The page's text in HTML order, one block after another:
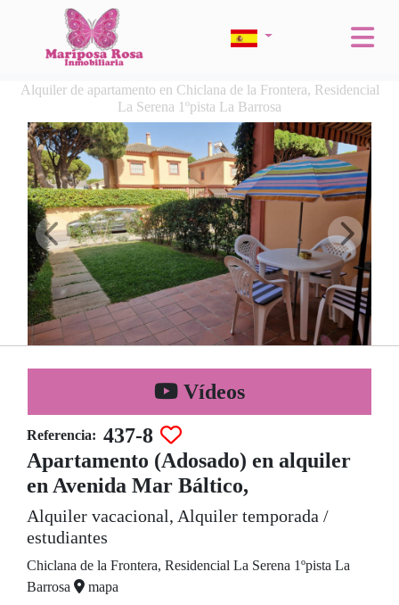
Alquiler de apartamento en Chiclana de la Frontera, Residencial
La Serena 1ºpista La Barrosa
Vídeos
Referencia: 437-8
Apartamento (Adosado) en alquiler
en Avenida Mar Báltico,
Alquiler vacacional, Alquiler temporada /
estudiantes
Chiclana de la Frontera, Residencial La Serena 1ºpista La
Barrosa
mapa